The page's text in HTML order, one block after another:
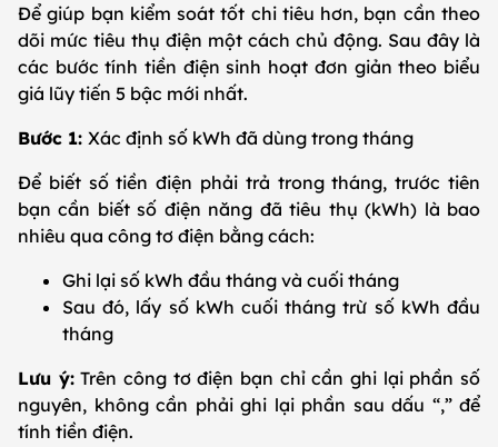
Để giúp bạn kiểm soát tốt chi tiêu hơn, bạn cần theo
dõi mức tiêu thụ điện một cách chủ động. Sau đây là
các bước tính tiền điện sinh hoạt đơn giản theo biểu
giá lũy tiến 5 bậc mới nhất.
Bước 1: Xác định số kWh đã dùng trong tháng
Để biết số tiền điện phải trả trong tháng, trước tiên
bạn cần biết số điện năng đã tiêu thụ (kWh) là bao
nhiêu qua công tơ điện bằng cách:
Ghi lại số kWh đầu tháng và cuối tháng
Sau đó, lấy số kWh cuối tháng trừ số kWh đầu
tháng
Lưu ý:Trên công tơ điện bạn chỉ cần ghi lại phần số
nguyên, không cần phải ghi lại phần sau dấu “,” để
tính tiền điện.